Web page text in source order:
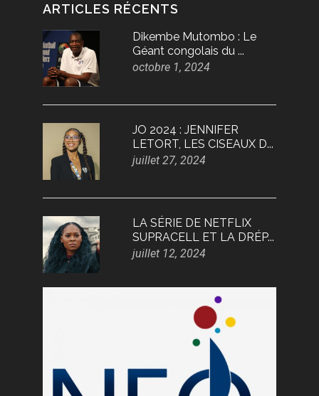
ARTICLES RÉCENTS
Dikembe Mutombo : Le
Géant congolais du ...
octobre 1, 2024
JO 2024 : JENNIFER
LETORT, LES CISEAUX D...
juillet 27, 2024
LA SÉRIE DE NETFLIX
SUPRACELL ET LA DRÉP...
juillet 12, 2024